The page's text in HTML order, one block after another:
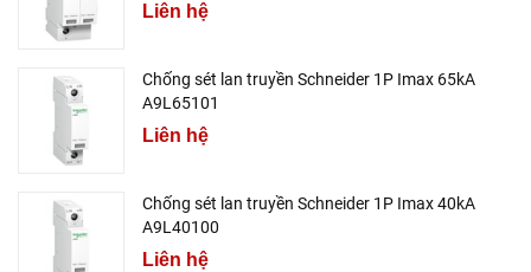
Liên hệ
Chống sét lan truyền Schneider 1P Imax 65kA
A9L65101
Liên hệ
Chống sét lan truyền Schneider 1P Imax 40kA
A9L40100
Liên hệ